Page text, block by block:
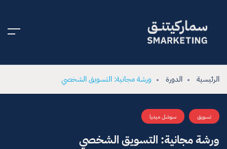
الرئيسية الدورة ورشة مجانية: التسويق الشخصي
تسويق سوشل ميديا
ورشة مجانية: التسويق الشخصي